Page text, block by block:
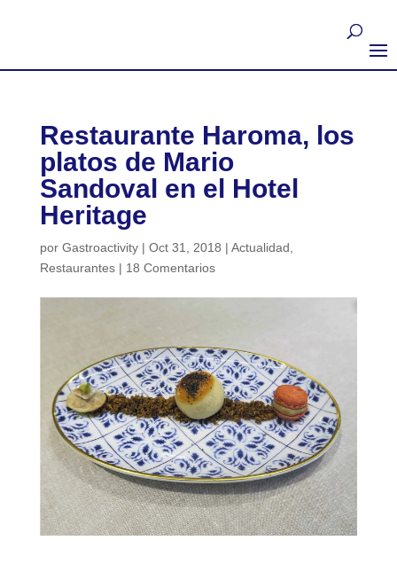
Restaurante Haroma, los
platos de Mario
Sandoval en el Hotel
Heritage
por Gastroactivity| Oct 31, 2018 | Actualidad
Restaurantes| 18 Comentarios